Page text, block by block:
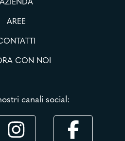
AZIENDA
AREE
CON NOI
canali social: